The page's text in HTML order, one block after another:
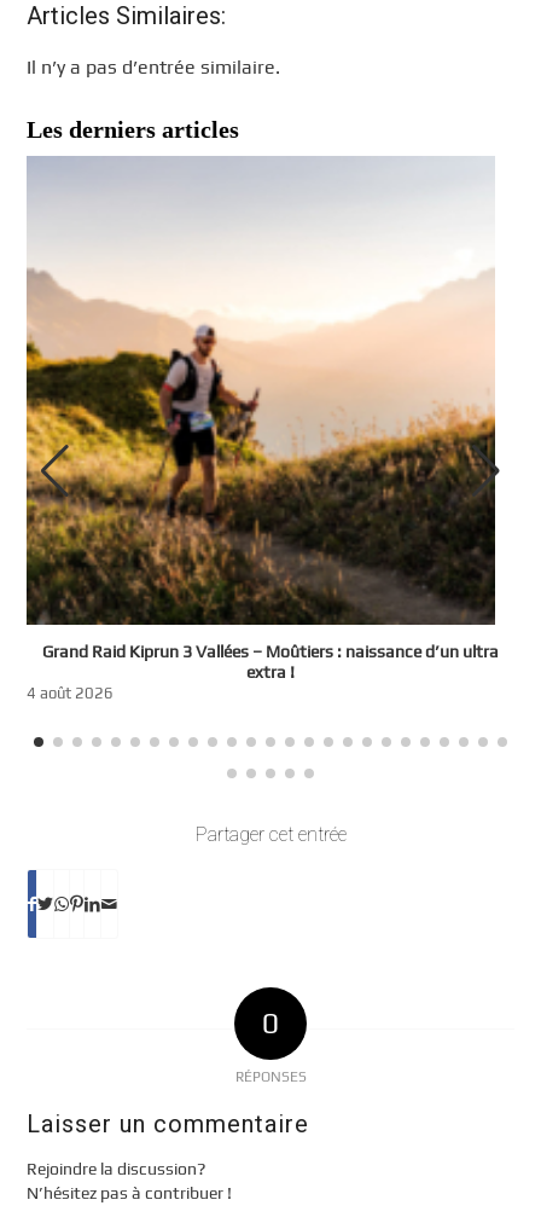
Articles Similaires:
Il n’y a pas d’entrée similaire.
Les derniers articles
Grand Raid Kiprun 3 Vallées – Moûtiers : naissance d’un ultra
extra !
4 août 2026
Partager cet entrée
0
RÉPONSES
Laisser un commentaire
Rejoindre la discussion?
N’hésitez pas à contribuer !